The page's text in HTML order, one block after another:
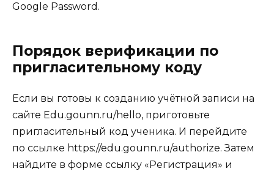
Google Password.
Порядок верификации по
пригласительному коду
Если вы готовы к созданию учётной записи на
сайте Edu.gounn.ru/hello, приготовьте
пригласительный код ученика. И перейдите
по ссылке https://edu.gounn.ru/authorize. Затем
найдите в форме ссылку «Регистрация» и